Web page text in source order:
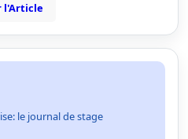
l'Article
le journal de stage